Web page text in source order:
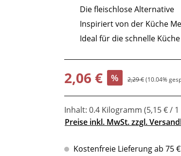
Die fleischlose Alternative
Inspiriert von der Küche
Ideal für die schnelle Küche
Verkaufspreis:
2,06 € % Regulärer Preis:
2,29 €(10.04%
Inhalt: 0.4 Kilogramm (5,15 € /
Preise inkl. MwSt. zzgl.
Kostenfreie Lieferung ab 75